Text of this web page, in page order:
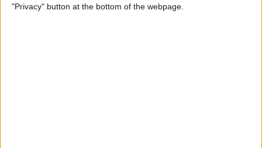
"Privacy" button at the bottom of the webpage.
Turim para a sua segunda presença na Vuelta, prova